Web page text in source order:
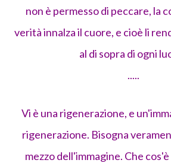
non è permesso di peccare, la
verità innalza il cuore, e cioè li
al di sopra di ogni
.....
Vi è una rigenerazione, e
rigenerazione. Bisogna
mezzo dell'immagine. Che